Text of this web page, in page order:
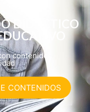
DIDÁCTICO
contenidos
CONTENIDOS